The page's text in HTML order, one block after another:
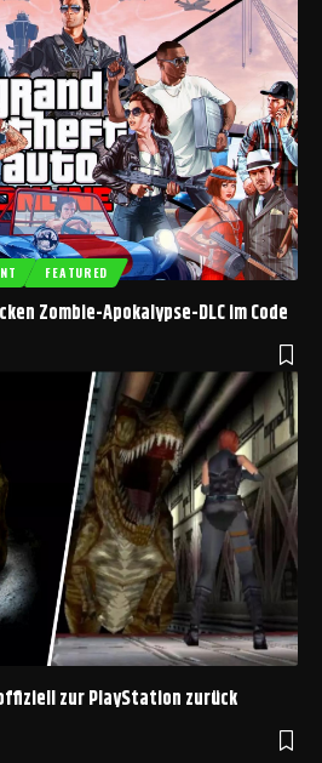
FEATURED
Zombie-Apokalypse-DLC im Code
zur PlayStation zurück